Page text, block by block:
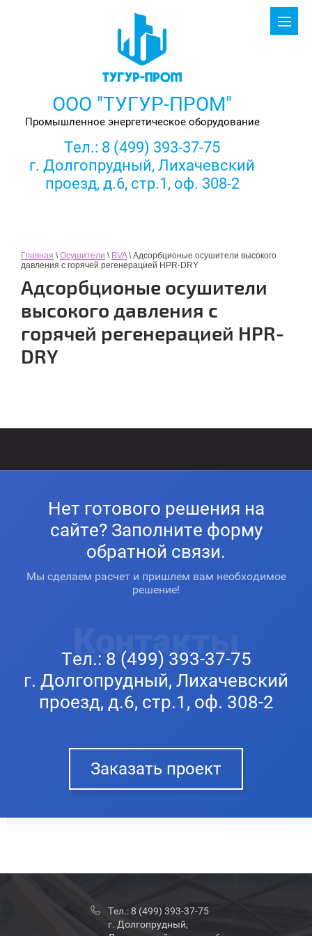
ООО "ТУГУР-ПРОМ"
Промышленное энергетическое оборудование
Тел.: 8 (499) 393-37-75
г. Долгопрудный, Лихачевский
проезд, д.6, стр.1, оф. 308-2
Главная \Осушители \ BVA\ Адсорбционые осушители высокого
давления с горячей регенерацией HPR-DRY
Адсорбционые осушители
высокого давления с
горячей регенерацией HPR-
DRY
Нет готового решения на
сайте? Заполните форму
обратной связи.
Мы сделаем расчет и пришлем вам необходимое
решение!
Контакты
Тел.: 8 (499) 393-37-75
г. Долгопрудный, Лихачевский
проезд, д.6, стр.1, оф. 308-2
Заказать проект
Тел.:8 (499) 393-37-75
г. Долгопрудный,